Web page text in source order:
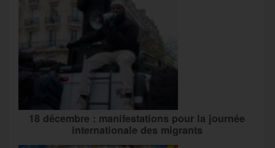
18 décembre : manifestations pour la journée
internationale des migrants